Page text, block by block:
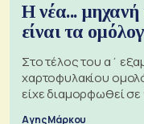
Η νέα... μηχανή
είναι τα
Στο τέλος του α΄
χαρτοφυλακίου
είχε διαμορφωθεί
Αγης Μάρκου